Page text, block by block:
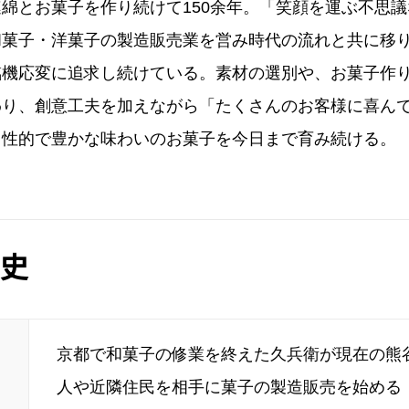
とお菓子を作り続けて150余年。「笑顔を運ぶ不思
子・洋菓子の製造販売業を営み時代の流れと共に移
応変に追求し続けている。素材の選別や、お菓子作
、創意工夫を加えながら「たくさんのお客様に喜ん
的で豊かな味わいのお菓子を今日まで育み続ける。
京都で和菓子の修業を終えた久兵衛が現在の熊
人や近隣住民を相手に菓子の製造販売を始める